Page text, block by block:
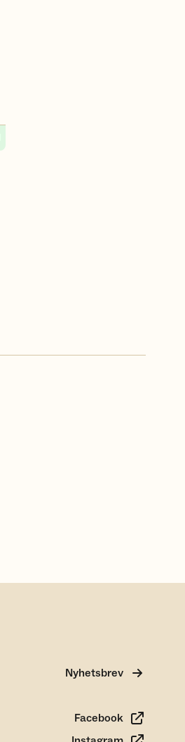
Nyhetsbrev
Facebook